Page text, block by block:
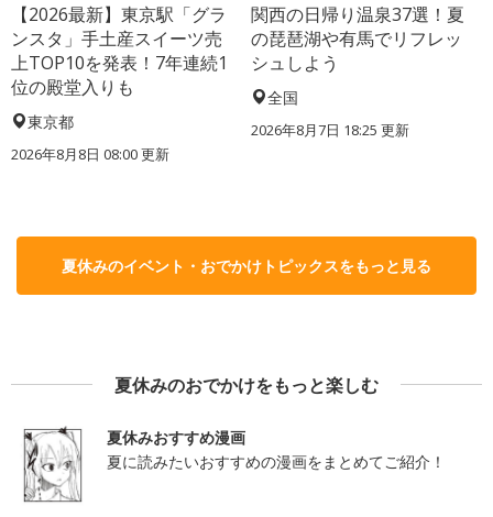
【2026最新】東京駅「グラ
ンスタ」手土産スイーツ売
上TOP10を発表！7年連続1
位の殿堂入りも
東京都
2026年8月8日 08:00更新
関西の日帰り温泉37選！夏
の琵琶湖や有馬でリフレッ
シュしよう
全国
2026年8月7日 18:25 更新
夏休みのイベント・おでかけトピックスをもっと見る
夏休みのおでかけをもっと楽しむ
夏休みおすすめ漫画
夏に読みたいおすすめの漫画をまとめてご紹介！